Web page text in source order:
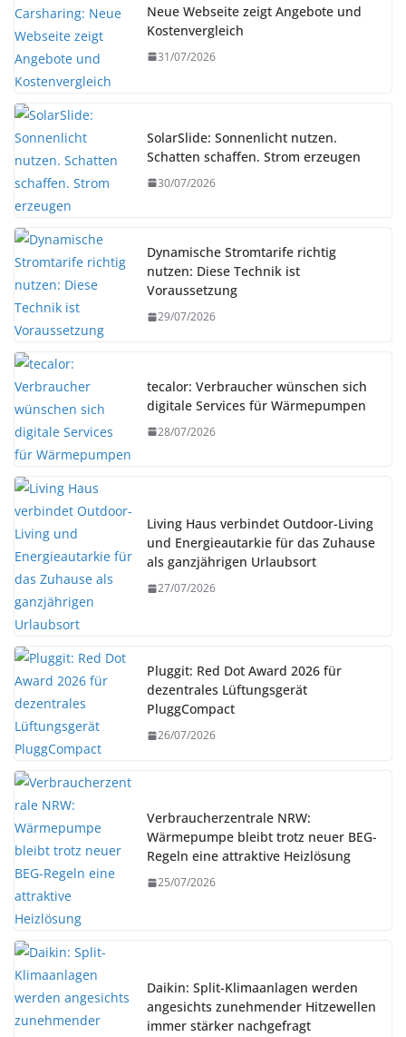
Neue Webseite zeigt Angebote und
Kostenvergleich
31/07/2026
SolarSlide: Sonnenlicht nutzen.
Schatten schaffen. Strom erzeugen
30/07/2026
Dynamische Stromtarife richtig
nutzen: Diese Technik ist
Voraussetzung
29/07/2026
tecalor: Verbraucher wünschen sich
digitale Services für Wärmepumpen
28/07/2026
Living Haus verbindet Outdoor-Living
und Energieautarkie für das Zuhause
als ganzjährigen Urlaubsort
27/07/2026
Pluggit: Red Dot Award 2026 für
dezentrales Lüftungsgerät
PluggCompact
26/07/2026
Verbraucherzentrale NRW:
Wärmepumpe bleibt trotz neuer BEG-
Regeln eine attraktive Heizlösung
25/07/2026
Daikin: Split-Klimaanlagen werden
angesichts zunehmender Hitzewellen
immer stärker nachgefragt